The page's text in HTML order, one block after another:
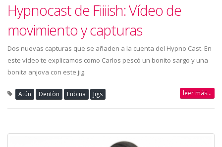
Hypnocast de Fiiiish: Vídeo de
movimiento y capturas
Dos nuevas capturas que se añaden a la cuenta del Hypno Cast. En
este vídeo te explicamos como Carlos pescó un bonito sargo y una
bonita anjova con este jig.
Atún Dentòn Lubina Jigs leer más...